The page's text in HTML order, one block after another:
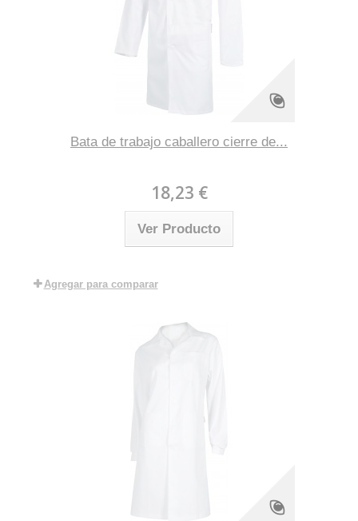
Bata de trabajo caballero cierre de...
18,23 €
Ver Producto
Agregar para comparar